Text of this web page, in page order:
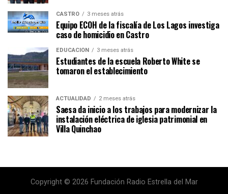
CASTRO 3 meses atrás
Equipo ECOH de la fiscalía de Los Lagos investiga
caso de homicidio en Castro
EDUCACIÓN 3 meses atrás
Estudiantes de la escuela Roberto White se
tomaron el establecimiento
ACTUALIDAD 2 meses atrás
Saesa da inicio a los trabajos para modernizar la
instalación eléctrica de iglesia patrimonial en
Villa Quinchao
Copyright © 2026 Fundación Radio Estrella del Mar